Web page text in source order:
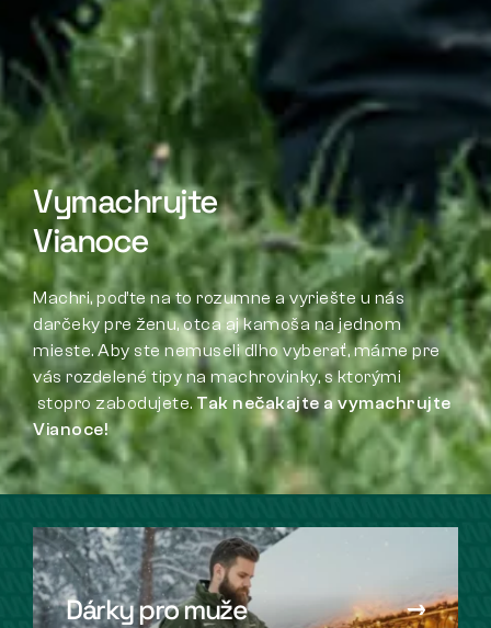
Vymachrujte
Vianoce
Machri, poďte na to rozumne a vyriešte u nás
darčeky pre ženu, otca aj kamoša na jednom
mieste. Aby ste nemuseli dlho vyberať, máme pre
vás rozdelené tipy na machrovinky, s ktorými
stopro zabodujete. Tak nečakajte a vymachrujte
Vianoce!
Dárky pro muže